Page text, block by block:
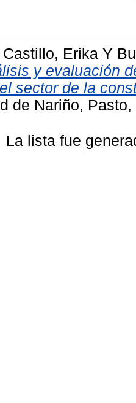
Erika Y
y evaluación
sector de la
de Nariño,
La lista fue